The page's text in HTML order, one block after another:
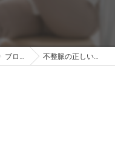
ブログ 不整脈の正しい理解